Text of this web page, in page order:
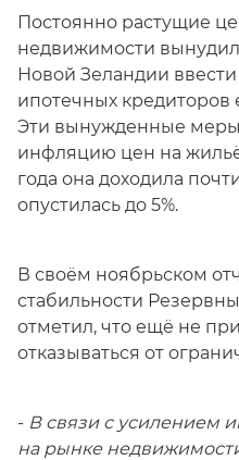
Постоянно растущие
недвижимости
Новой Зеландии
ипотечных кредиторов
Эти вынужденные
инфляцию цен на
года она доходила
опустилась до 5%.
В своём ноябрьском
стабильности
отметил, что ещё не
отказываться от
- В связи с усилением
на рынке